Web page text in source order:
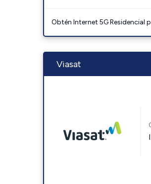
Obtén Internet 5G Residencial
Viasat